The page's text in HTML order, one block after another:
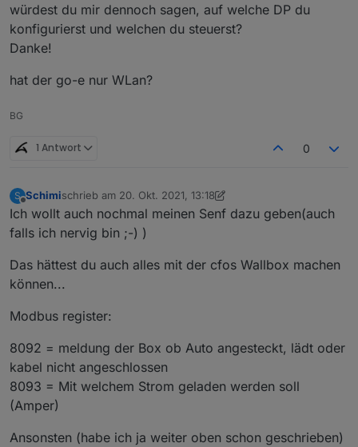
würdest du mir dennoch sagen, auf welche DP du
konfigurierst und welchen du steuerst?
Danke!
hat der go-e nur WLan?
BG
1 Antwort 0
S
Offline
Schimischrieb am 20. Okt. 2021, 13:18
zuletzt editiert von Schimi
Ich wollt auch nochmal meinen Senf dazu geben(auch
falls ich nervig bin ;-) )
Das hättest du auch alles mit der cfos Wallbox machen
können...
Modbus register:
8092 = meldung der Box ob Auto angesteckt, lädt oder
kabel nicht angeschlossen
8093 = Mit welchem Strom geladen werden soll
(Amper)
Ansonsten (habe ich ja weiter oben schon geschrieben)